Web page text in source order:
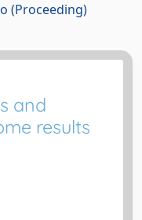
(Proceeding)
and
results